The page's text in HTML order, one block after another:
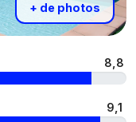
+ de photos
8,8
9,1